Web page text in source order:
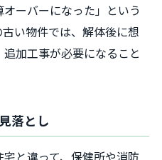
オーバーになった」という
い物件では、解体後に想
加工事が必要になること
落とし
と違って、保健所や消防